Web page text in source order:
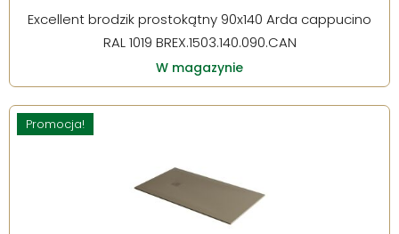
Excellent brodzik prostokątny 90x140 Arda cappucino
RAL 1019 BREX.1503.140.090.CAN
W magazynie
Promocja!